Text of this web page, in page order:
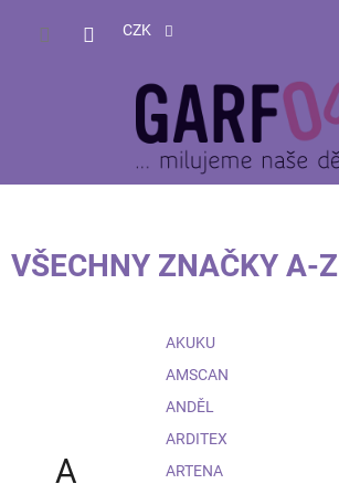
CZK
VŠECHNY ZNAČKY A-Z
A
AKUKU
AMSCAN
ANDĚL
ARDITEX
ARTENA